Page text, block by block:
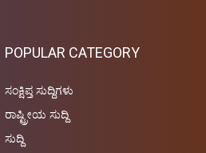
POPULAR CATEGORY
ಸಂಕ್ಷಿಪ್ತ ಸುದ್ದಿಗಳು
ರಾಷ್ಟ್ರೀಯ ಸುದ್ದಿ
ಸುದ್ದಿ